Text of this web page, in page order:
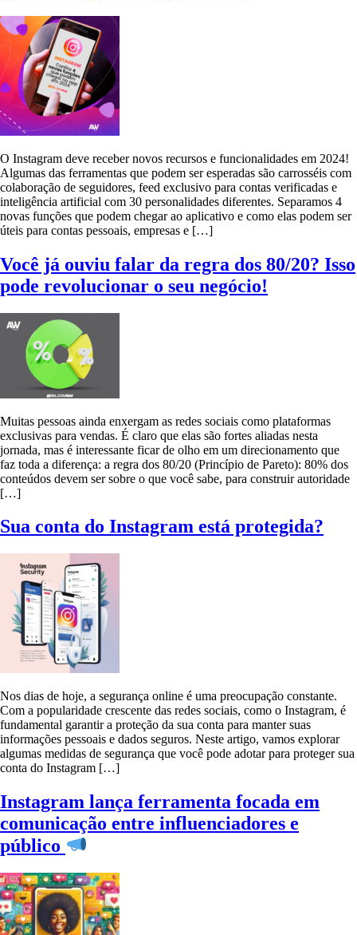
O Instagram deve receber novos recursos e funcionalidades em 2024!
Algumas das ferramentas que podem ser esperadas são carrosséis com
colaboração de seguidores, feed exclusivo para contas verificadas e
inteligência artificial com 30 personalidades diferentes. Separamos 4
novas funções que podem chegar ao aplicativo e como elas podem ser
úteis para contas pessoais, empresas e […]
Você já ouviu falar da regra dos 80/20? Isso
pode revolucionar o seu negócio!
Muitas pessoas ainda enxergam as redes sociais como plataformas
exclusivas para vendas. É claro que elas são fortes aliadas nesta
jornada, mas é interessante ficar de olho em um direcionamento que
faz toda a diferença: a regra dos 80/20 (Princípio de Pareto): 80% dos
conteúdos devem ser sobre o que você sabe, para construir autoridade
[…]
Sua conta do Instagram está protegida?
Nos dias de hoje, a segurança online é uma preocupação constante.
Com a popularidade crescente das redes sociais, como o Instagram, é
fundamental garantir a proteção da sua conta para manter suas
informações pessoais e dados seguros. Neste artigo, vamos explorar
algumas medidas de segurança que você pode adotar para proteger sua
conta do Instagram […]
Instagram lança ferramenta focada em
comunicação entre influenciadores e
público